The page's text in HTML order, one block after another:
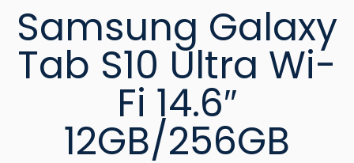
Samsung Galaxy
Tab S10 Ultra Wi-
Fi 14.6″
12GB/256GB